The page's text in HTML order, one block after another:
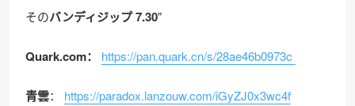
そのバンディジップ 7.30"
Quark.com： https://pan.quark.cn/s/28ae46b0973c
青雲： https://paradox.lanzouw.com/iGyZJ0x3wc4f